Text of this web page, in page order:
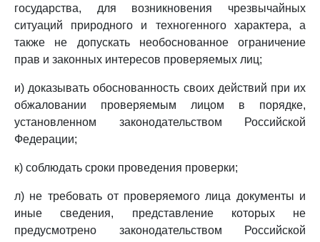
государства, для возникновения чрезвычайных
ситуаций природного и техногенного характера, а
также не допускать необоснованное ограничение
прав и законных интересов проверяемых лиц;
и) доказывать обоснованность своих действий при их
обжаловании проверяемым лицом в порядке,
установленном законодательством Российской
Федерации;
к) соблюдать сроки проведения проверки;
л) не требовать от проверяемого лица документы и
иные сведения, представление которых не
предусмотрено законодательством Российской